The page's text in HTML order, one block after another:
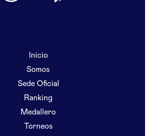
Inicio
Somos
Sede Oficial
Ranking
Medallero
Torneos